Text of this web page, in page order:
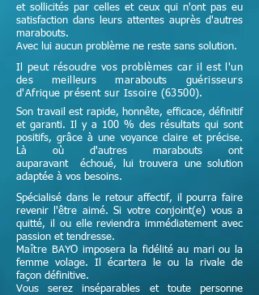
et sollicités par celles et ceux qui n'ont pas eu
satisfaction dans leurs attentes auprès d'autres
marabouts.
Avec lui aucun problème ne reste sans solution.
Il peut résoudre vos problèmes car il est l'un
des meilleurs marabouts guérisseurs
d'Afrique présent sur Issoire (63500).
Son travail est rapide, honnête, efficace, définitif
et garanti. Il y a 100 % des résultats qui sont
positifs, grâce à une voyance claire et précise.
Là où d'autres marabouts ont
auparavant échoué, lui trouvera une solution
adaptée à vos besoins.
Spécialisé dans le retour affectif, il pourra faire
revenir l'être aimé. Si votre conjoint(e) vous a
quitté, il ou elle reviendra immédiatement avec
passion et tendresse.
Maître BAYO imposera la fidélité au mari ou la
femme volage. Il écartera le ou la rivale de
façon définitive.
Vous serez inséparables et toute personne